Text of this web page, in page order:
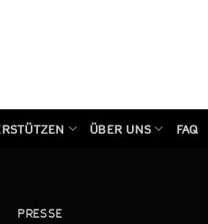
ÜBER UNS FAQ
PRESSE